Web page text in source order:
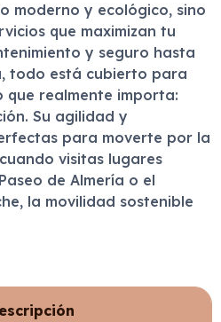
moderno y ecológico, sino
que maximizan tu
y seguro hasta
todo está cubierto para
que realmente importa:
Su agilidad y
para moverte por la
visitas lugares
de Almería o el
la movilidad sostenible